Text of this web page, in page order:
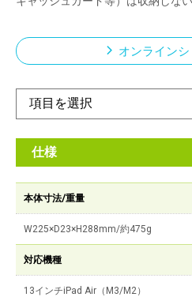
オンライン
仕様
本体寸法/重量
W225×D23×H288mm/約475g
対応機種
13インチiPad Air（M3/M2）